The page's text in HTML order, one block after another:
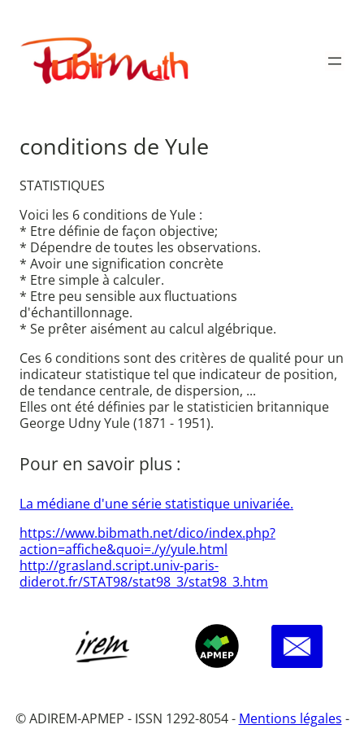
contenu
Publimath
conditions de Yule
STATISTIQUES
Voici les 6 conditions de Yule :
* Etre définie de façon objective;
* Dépendre de toutes les observations.
* Avoir une signification concrète
* Etre simple à calculer.
* Etre peu sensible aux fluctuations
d'échantillonnage.
* Se prêter aisément au calcul algébrique.
Ces 6 conditions sont des critères de qualité pour un
indicateur statistique tel que indicateur de position,
de tendance centrale, de dispersion, ...
Elles ont été définies par le statisticien britannique
George Udny Yule (1871 - 1951).
Pour en savoir plus :
La médiane d'une série statistique univariée.
https://www.bibmath.net/dico/index.php?
action=affiche&quoi=./y/yule.html
http://grasland.script.univ-paris-
diderot.fr/STAT98/stat98_3/stat98_3.htm
© ADIREM-APMEP - ISSN 1292-8054 - Mentions légales -